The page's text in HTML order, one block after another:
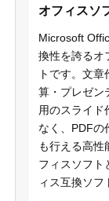
オフィスソ
Microsoft
換性を誇るオ
トです。文
算・プレゼン
用のスライド
なく、PDFの
も行える高性
フィスソフト
ィス互換ソフ